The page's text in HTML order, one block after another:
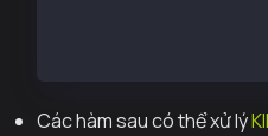
Các hàm sau có thể xử lý